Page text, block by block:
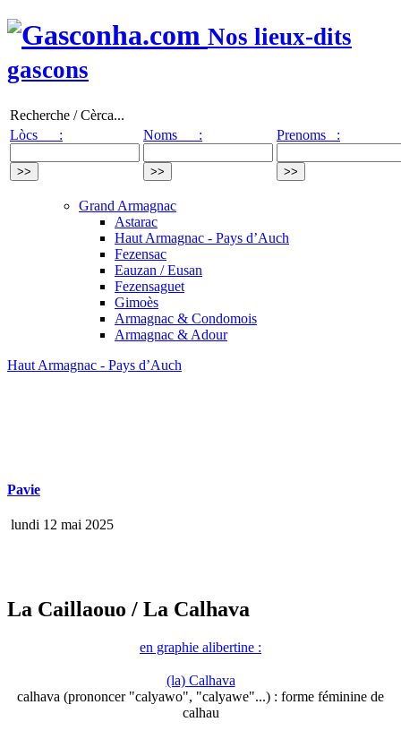
Nos lieux-dits
gascons
Recherche / Cèrca...
Lòcs :
Noms : Prenoms :
Grand Armagnac
Astarac
Haut Armagnac - Pays d’Auch
Fezensac
Eauzan / Eusan
Fezensaguet
Gimoès
Armagnac & Condomois
Armagnac & Adour
Haut Armagnac - Pays d’Auch
Pavie
lundi 12 mai 2025
La Caillaouo / La Calhava
en graphie alibertine :
(la) Calhava
calhava (prononcer "calyawo", "calyawe"...) : forme féminine de
calhau